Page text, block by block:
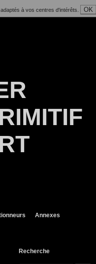
à vos centres d'intérêts. OK
Annexes
Recherche